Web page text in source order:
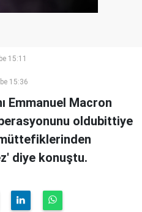
15:11
15:36
Emmanuel Macron
oldubittiye
diye konuştu.